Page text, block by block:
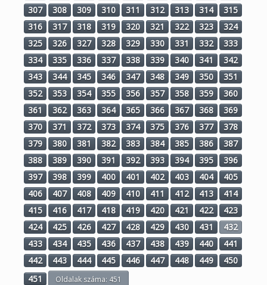
307
308 309 310 311 312 313 314
315
316
317 318 319 320 321 322 323
324
325
326 327 328 329 330 331 332
333
334
335 336 337 338 339 340 341
342
343
344 345 346 347 348 349 350
351
352
353 354 355 356 357 358 359
360
361
362 363 364 365 366 367 368
369
370
371 372 373 374 375 376 377
378
379
380 381 382 383 384 385 386
387
388
389 390 391 392 393 394 395
396
397
398 399 400 401 402 403 404
405
406
407 408 409 410 411 412 413
414
415
416 417 418 419 420 421 422
423
424
425 426 427 428 429 430 431
432
433
434 435 436 437 438 439 440
441
442
443 444 445 446 447 448 449
450
451
Oldalak száma: 451